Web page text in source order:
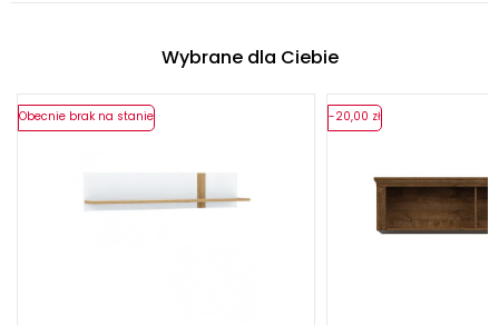
Wybrane dla Ciebie
Obecnie brak na stanie -20,00 zł